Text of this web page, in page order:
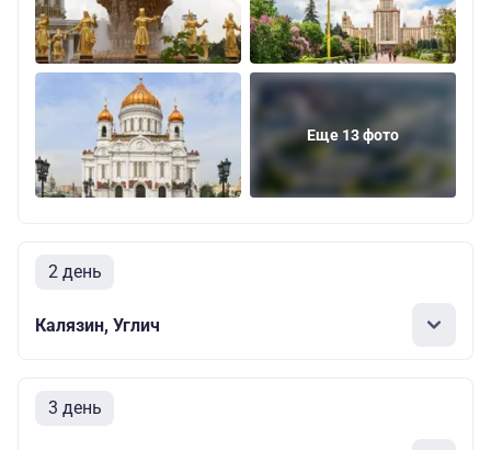
Еще 13 фото
2 день
Калязин, Углич
3 день